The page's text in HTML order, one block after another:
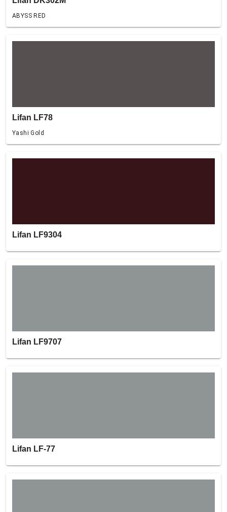
ABYSS RED
Lifan LF78
Yashi Gold
Lifan LF9304
Lifan LF9707
Lifan LF-77